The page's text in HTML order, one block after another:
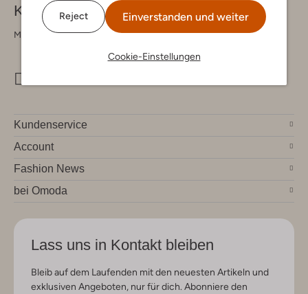
Reject Einverstanden und weiter
Cookie-Einstellungen
Kontakt
Montag - Freitag 09:00 - 17:00 uur
Kundenservice
Account
Fashion News
bei Omoda
Lass uns in Kontakt bleiben
Bleib auf dem Laufenden mit den neuesten Artikeln und
exklusiven Angeboten, nur für dich. Abonniere den